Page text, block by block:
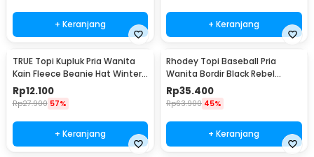
+ Keranjang + Keranjang
TRUE Topi Kupluk Pria Wanita
Kain Fleece Beanie Hat Winter
- EC003
Rp12.100
Rp27.900 57%
+ Keranjang
Rhodey Topi Baseball Pria
Wanita Bordir Black Rebel
Katun Cap - MZ004
Rp35.400
Rp63.900 45%
+ Keranjang